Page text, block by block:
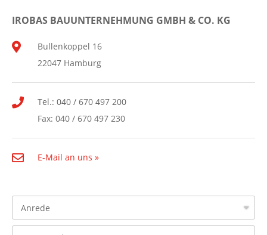
IROBAS BAUUNTERNEHMUNG GMBH & CO. KG
Bullenkoppel 16
22047 Hamburg
Tel.: 040 / 670 497 200
Fax: 040 / 670 497 230
E-Mail an uns »